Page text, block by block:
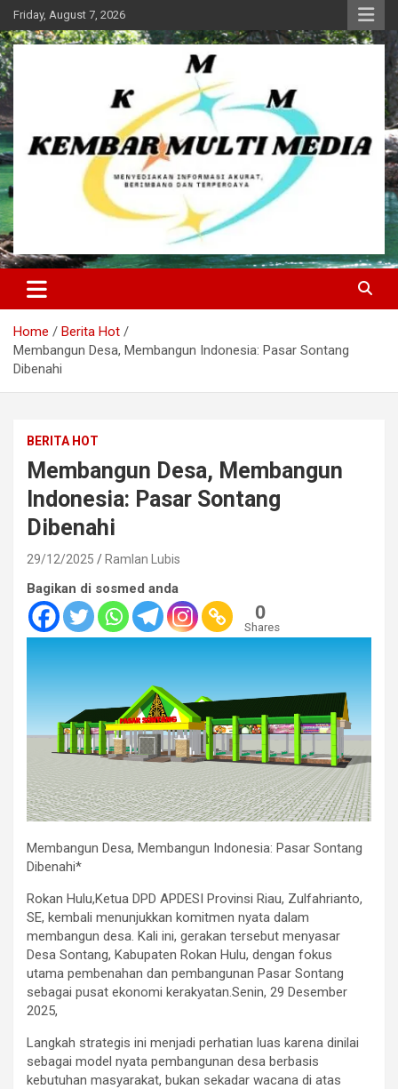
Skip
to
content
Friday, August 7, 2026
Kembar Multi Media
Home
Berita Hot
Membangun Desa, Membangun Indonesia: Pasar Sontang
Dibenahi
BERITA HOT
Membangun Desa, Membangun
Indonesia: Pasar Sontang
Dibenahi
29/12/2025 Ramlan Lubis
Bagikan di sosmed anda
0
Shares
Membangun Desa, Membangun Indonesia: Pasar Sontang
Dibenahi*
Rokan Hulu,Ketua DPD APDESI Provinsi Riau, Zulfahrianto,
SE, kembali menunjukkan komitmen nyata dalam
membangun desa. Kali ini, gerakan tersebut menyasar
Desa Sontang, Kabupaten Rokan Hulu, dengan fokus
utama pembenahan dan pembangunan Pasar Sontang
sebagai pusat ekonomi kerakyatan.Senin, 29 Desember
2025,
Langkah strategis ini menjadi perhatian luas karena dinilai
sebagai model nyata pembangunan desa berbasis
kebutuhan masyarakat, bukan sekadar wacana di atas